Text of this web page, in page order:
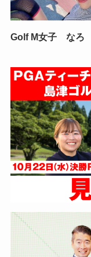
Golf M女子 なろ